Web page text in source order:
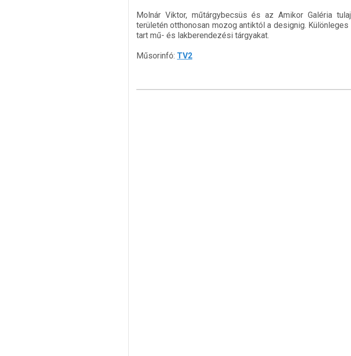
Molnár Viktor, műtárgybecsüs és az Amikor Galéria
területén otthonosan mozog antiktól a designig.
tart mű- és lakberendezési tárgyakat.
Műsorinfó: TV2